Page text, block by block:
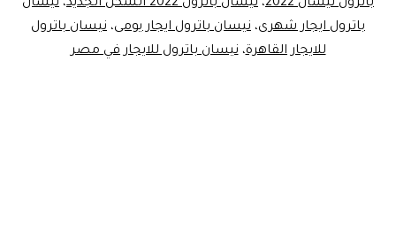
باترول نيسان 2022
، نيسان باترول 2022 الشكل الجديد ، نيسان
باترول ايجار شهرى، نيسان باترول ايجار يومى، نيسان باترول
للايجار القاهرة،نيسان باترول للايجار في مصر